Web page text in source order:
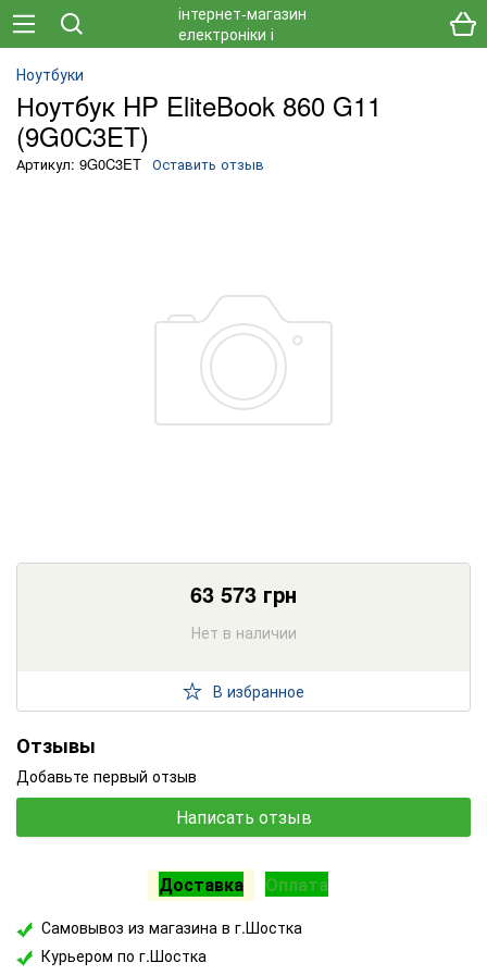
Ноутбуки
Ноутбук HP EliteBook 860 G11
(9G0C3ET)
Артикул: 9G0C3ET Оставить отзыв
63 573 грн
Нет в наличии
В избранное
Отзывы
Добавьте первый отзыв
Написать отзыв
Доставка Оплата
Самовывоз из магазина в г.Шостка
Курьером по г.Шостка